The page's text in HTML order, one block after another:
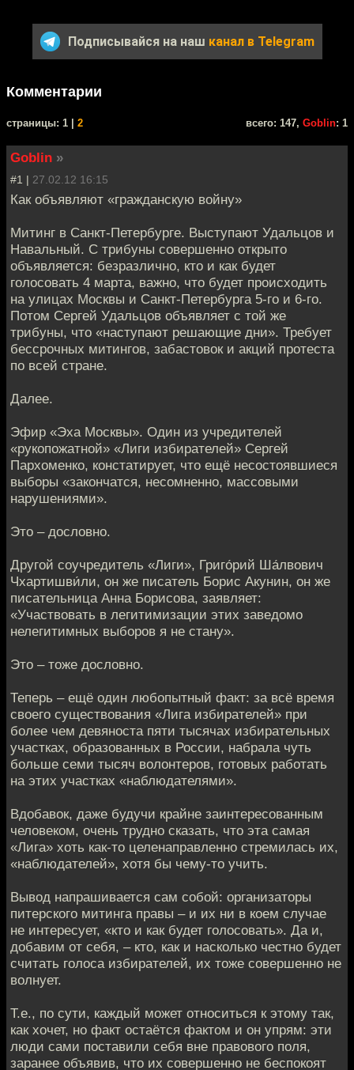
Подписывайся на наш канал в Telegram
Комментарии
cтраницы: 1 | 2 всего: 147, Goblin: 1
Goblin »
#1 | 27.02.12 16:15
Как объявляют «гражданскую войну»
Митинг в Санкт-Петербурге. Выступают Удальцов и
Навальный. С трибуны совершенно открыто
объявляется: безразлично, кто и как будет
голосовать 4 марта, важно, что будет происходить
на улицах Москвы и Санкт-Петербурга 5-го и 6-го.
Потом Сергей Удальцов объявляет с той же
трибуны, что «наступают решающие дни». Требует
бессрочных митингов, забастовок и акций протеста
по всей стране.
Далее.
Эфир «Эха Москвы». Один из учредителей
«рукопожатной» «Лиги избирателей» Сергей
Пархоменко, констатирует, что ещё несостоявшиеся
выборы «закончатся, несомненно, массовыми
нарушениями».
Это – дословно.
Другой соучредитель «Лиги», Григо́рий Ша́лвович
Чхартишви́ли, он же писатель Борис Акунин, он же
писательница Анна Борисова, заявляет:
«Участвовать в легитимизации этих заведомо
нелегитимных выборов я не стану».
Это – тоже дословно.
Теперь – ещё один любопытный факт: за всё время
своего существования «Лига избирателей» при
более чем девяноста пяти тысячах избирательных
участках, образованных в России, набрала чуть
больше семи тысяч волонтеров, готовых работать
на этих участках «наблюдателями».
Вдобавок, даже будучи крайне заинтересованным
человеком, очень трудно сказать, что эта самая
«Лига» хоть как-то целенаправленно стремилась их,
«наблюдателей», хотя бы чему-то учить.
Вывод напрашивается сам собой: организаторы
питерского митинга правы – и их ни в коем случае
не интересует, «кто и как будет голосовать». Да и,
добавим от себя, – кто, как и насколько честно будет
считать голоса избирателей, их тоже совершенно не
волнует.
Т.е., по сути, каждый может относиться к этому так,
как хочет, но факт остаётся фактом и он упрям: эти
люди сами поставили себя вне правового поля,
заранее объявив, что их совершенно не беспокоят